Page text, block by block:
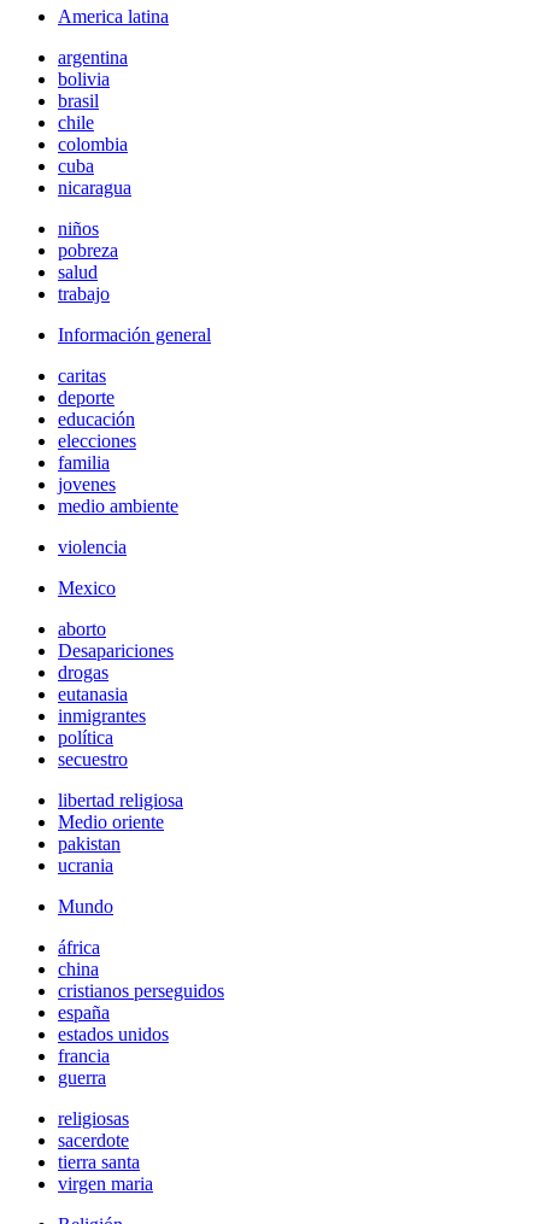
America latina
argentina
bolivia
brasil
chile
colombia
cuba
nicaragua
niños
pobreza
salud
trabajo
Información general
caritas
deporte
educación
elecciones
familia
jovenes
medio ambiente
violencia
Mexico
aborto
Desapariciones
drogas
eutanasia
inmigrantes
política
secuestro
libertad religiosa
Medio oriente
pakistan
ucrania
Mundo
áfrica
china
cristianos perseguidos
españa
estados unidos
francia
guerra
religiosas
sacerdote
tierra santa
virgen maria